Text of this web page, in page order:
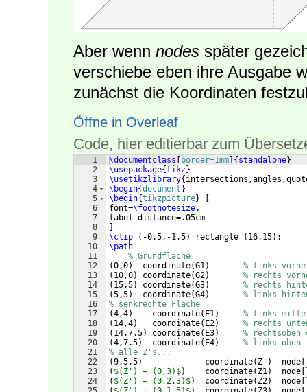
Aber wenn nodes später
verschiebe eben ihre Ausgabe
zunächst die Koordinaten
Öffne in Overleaf
Code, hier editierbar zum
1
2
3
4
5
6
7
8
9
10
11
12
13
14
15
16
17
18
19
20
21
22
23
24
\documentclass border=1mm { standalone}
\usepackage{tikz}
\usetikzlibrary{
\begin{document }
\begin{tikzpicture}
font=\footnotesize,
label distance=.05cm
\clip
( -0.5,-1.5) rectangle ( 16,15) ;
\path
% Grundfläche
(0,0)
  coordinate
(G1)
% links vorne
( 10,0) coordinate(G2)
% rechts
( 15,5) coordinate(G3)
% rechts
(5,5)
  coordinate
(G4)
% links
% senkrechte Fläche
(4,4)
    coordinate
( E1)
% links mitte
( 14,4)
   coordinate
( E2)
% rechts
( 14,7.5) coordinate( E3)
% rechtsoben
(4,7.5)
  coordinate
( E4)
% links oben
% alle Z's...
(9.5,5)
             coordinate
( Z' )
  node
( $(Z') + (0,3)$)
    coordinate
( Z1)
  node
( $(Z') + (0,2.3)$)
  coordinate
( Z2)
  node